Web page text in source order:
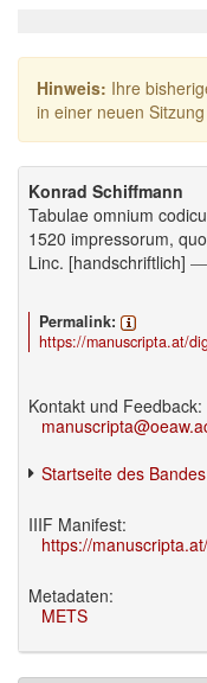
Hinweis: Ihre
in einer neuen
Konrad Schiffmann
Tabulae omnium
1520 impressorum,
Linc. [handschriftlich] —
Permalink:
https://manuscripta.at/
Kontakt und Feedback:
Startseite des Bandes
IIIF Manifest:
https://
Metadaten:
METS